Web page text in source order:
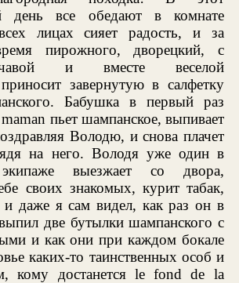
день все обедают в комнате
лицах сияет радость, и за
пирожного, дворецкий, с
и вместе веселой
завернутую в салфетку
Бабушка в первый раз
пьет шампанское, выпивает
Володю, и снова плачет
на него. Володя уже один в
экипаже выезжает со двора,
своих знакомых, курит табак,
и даже я сам видел, как раз он в
две бутылки шампанского с
и как они при каждом бокале
каких-то таинственных особ и
кому достанется le fond de la